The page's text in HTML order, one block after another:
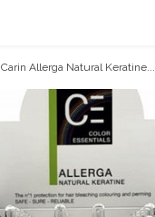
Carin Allerga Natural Keratine...